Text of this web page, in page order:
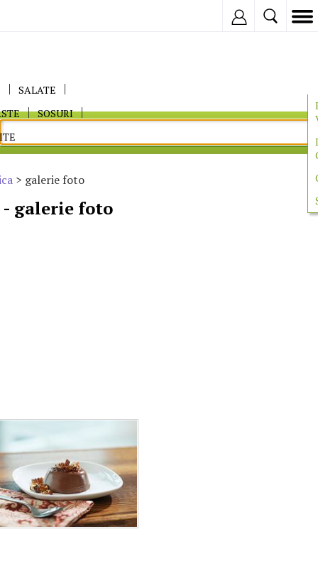
SALATE
SOSURI
> galerie foto
galerie foto